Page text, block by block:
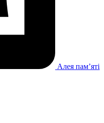
Алея памʼяті